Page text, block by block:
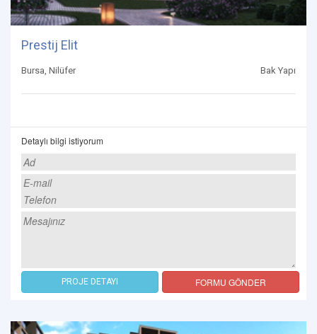
Prestij Elit
Bursa, Nilüfer Bak Yapı
Detaylı bilgi istiyorum
PROJE DETAYI FORMU GÖNDER